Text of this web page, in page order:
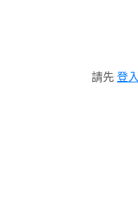
請先 登入